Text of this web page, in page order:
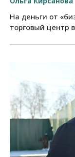
На деньги от
торговый центр